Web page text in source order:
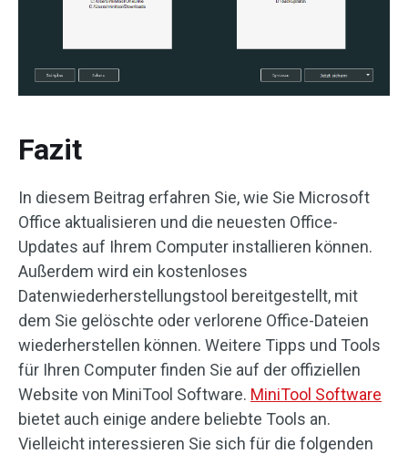
Fazit
In diesem Beitrag erfahren Sie, wie Sie Microsoft
Office aktualisieren und die neuesten Office-
Updates auf Ihrem Computer installieren können.
Außerdem wird ein kostenloses
Datenwiederherstellungstool bereitgestellt, mit
dem Sie gelöschte oder verlorene Office-Dateien
wiederherstellen können. Weitere Tipps und Tools
für Ihren Computer finden Sie auf der offiziellen
Website von MiniTool Software. MiniTool Software
bietet auch einige andere beliebte Tools an.
Vielleicht interessieren Sie sich für die folgenden